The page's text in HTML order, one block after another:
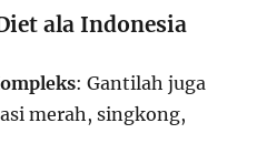
ala Indonesia
: Gantilah juga
merah, singkong,